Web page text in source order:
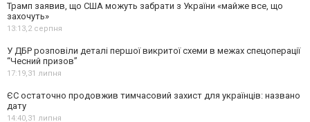
Трамп заявив, що США можуть забрати з України «майже все, що
захочуть»
13:13,2 серпня
У ДБР розповіли деталі першої викритої схеми в межах спецоперації
“Чесний призов”
17:19,31 липня
ЄС остаточно продовжив тимчасовий захист для українців: названо
дату
14:40,31 липня